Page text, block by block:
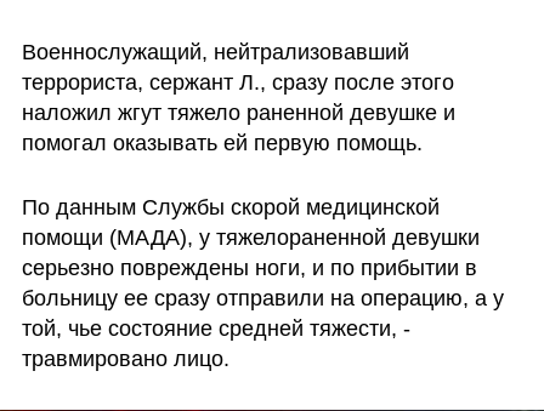
Военнослужащий, нейтрализовавший
террориста, сержант Л., сразу после этого
наложил жгут тяжело раненной девушке и
помогал оказывать ей первую помощь.
По данным Службы скорой медицинской
помощи (МАДА), у тяжелораненной девушки
серьезно повреждены ноги, и по прибытии в
больницу ее сразу отправили на операцию, а у
той, чье состояние средней тяжести, -
травмировано лицо.